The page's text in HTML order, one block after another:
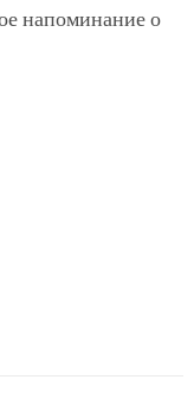
напоминание о